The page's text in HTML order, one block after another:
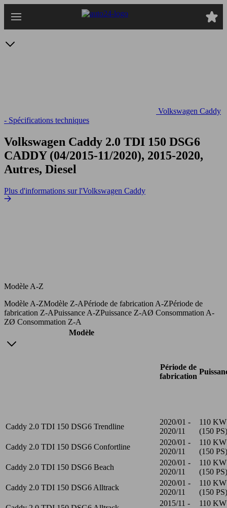
au
Volkswagen Caddy
- Spécifications techniques
Volkswagen Caddy 2.0 TDI 150 DSG6
CADDY (04/2015-11/2020), 2015-2020,
Autres, Diesel
Plus d'informations sur l'Volkswagen Caddy
Modèle A-Z
Modèle A-ZModèle Z-APériode de fabrication A-ZPériode de
fabrication Z-APuissance A-ZPuissance Z-AØ Consommation A-
ZØ Consommation Z-A
Modèle
Période de
fabrication
Caddy 2.0 TDI 150 DSG6 Trendline
2020/01 -
2020/11
110 KW
(150 PS)
Caddy 2.0 TDI 150 DSG6 Confortline
2020/01 -
2020/11
110 KW
(150 PS)
Caddy 2.0 TDI 150 DSG6 Beach
2020/01 -
2020/11
110 KW
(150 PS)
Caddy 2.0 TDI 150 DSG6 Alltrack
2020/01 -
2020/11
110 KW
(150 PS)
2015/11 -
110 KW